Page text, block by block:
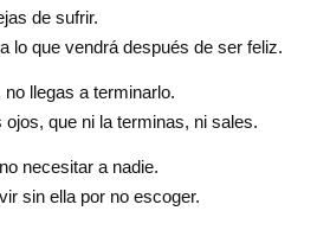
de sufrir.
lo que vendrá después de ser feliz.
llegas a terminarlo.
que ni la terminas, ni sales.
necesitar a nadie.
sin ella por no escoger.